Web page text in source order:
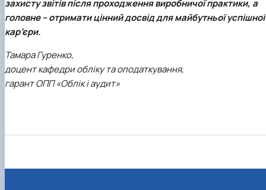
захисту звітів після проходження виробничої практики, а
головне – отримати цінний досвід для майбутньої успішної
кар’єри.
Тамара Гуренко,
доцент кафедри обліку та оподаткування,
гарант ОПП «Облік і аудит»